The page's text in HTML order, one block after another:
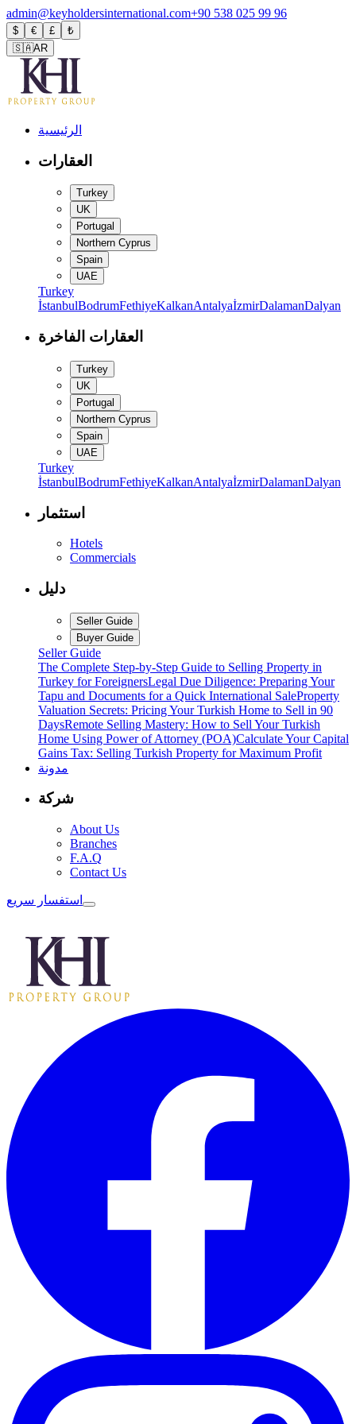
admin@keyholdersinternational.com+90 538 025 99 96
$ € £
₺
🇸🇦AR
الرئيسية
العقارات
Turkey
UK
Portugal
Northern Cyprus
Spain
UAE
Turkey
İstanbulBodrumFethiyeKalkanAntalyaİzmirDalamanDalyan
العقارات الفاخرة
Turkey
UK
Portugal
Northern Cyprus
Spain
UAE
Turkey
İstanbulBodrumFethiyeKalkanAntalyaİzmirDalamanDalyan
استثمار
Hotels
Commercials
دليل
Seller Guide
Buyer Guide
Seller Guide
The Complete Step-by-Step Guide to Selling Property in
Turkey for ForeignersLegal Due Diligence: Preparing Your
Tapu and Documents for a Quick International SaleProperty
Valuation Secrets: Pricing Your Turkish Home to Sell in 90
DaysRemote Selling Mastery: How to Sell Your Turkish
Home Using Power of Attorney (POA)Calculate Your Capital
Gains Tax: Selling Turkish Property for Maximum Profit
مدونة
شركة
About Us
Branches
F.A.Q
Contact Us
استفسار سريع